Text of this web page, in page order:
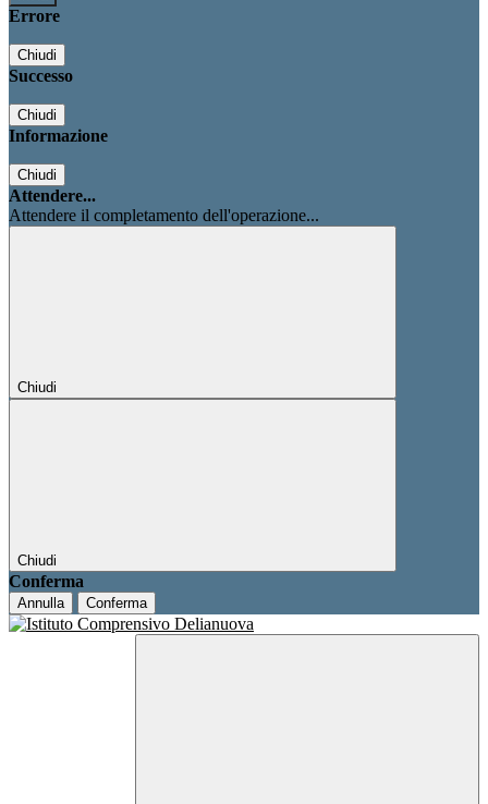
Errore
Chiudi
Successo
Chiudi
Informazione
Chiudi
Attendere...
Attendere il completamento dell'operazione...
Chiudi
Chiudi
Conferma
Annulla Conferma